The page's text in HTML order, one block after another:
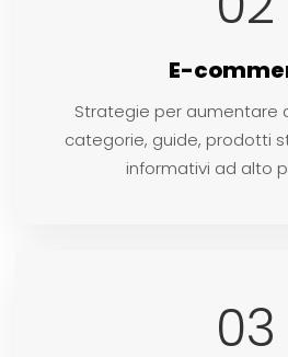
E-
Strategie per aumentare
categorie, guide, prodotti
informativi ad alto
03